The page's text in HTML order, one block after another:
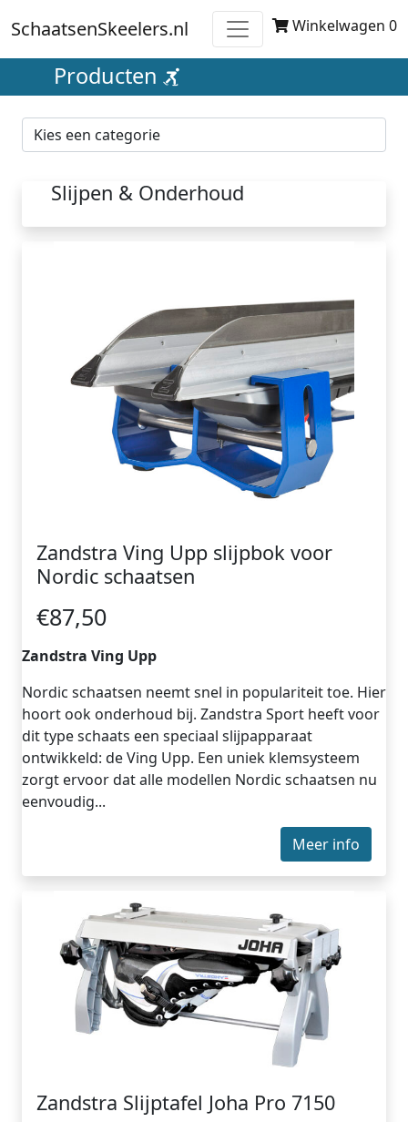
SchaatsenSkeelers.nl Winkelwagen 0
Producten
Slijpen & Onderhoud
Zandstra Ving Upp slijpbok voor
Nordic schaatsen
€87,50
Zandstra Ving Upp
Nordic schaatsen neemt snel in populariteit toe. Hier
hoort ook onderhoud bij. Zandstra Sport heeft voor
dit type schaats een speciaal slijpapparaat
ontwikkeld: de Ving Upp. Een uniek klemsysteem
zorgt ervoor dat alle modellen Nordic schaatsen nu
eenvoudig...
Meer info
Zandstra Slijptafel Joha Pro 7150